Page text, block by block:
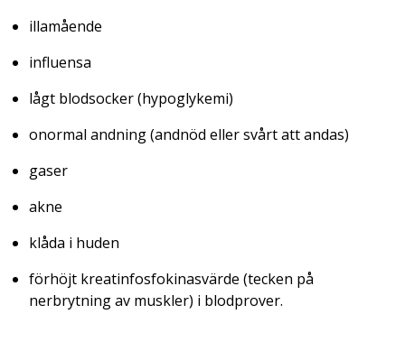
illamående
influensa
lågt blodsocker (hypoglykemi)
onormal andning (andnöd eller svårt att andas)
gaser
akne
klåda i huden
förhöjt kreatinfosfokinasvärde (tecken på
nerbrytning av muskler) i blodprover.